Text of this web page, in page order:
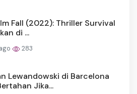
Fall (2022): Thriller Survival
di ...
283
Lewandowski di Barcelona
Jika...